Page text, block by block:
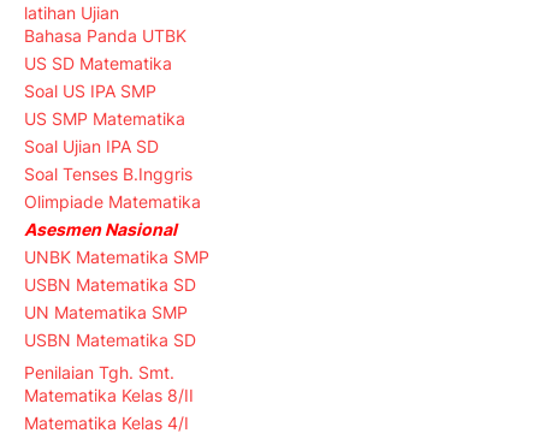
latihan Ujian
Bahasa Panda UTBK
US SD Matematika
Soal US IPA SMP
US SMP Matematika
Soal Ujian IPA SD
Soal Tenses B.Inggris
Olimpiade Matematika
Asesmen Nasional
UNBK Matematika SMP
USBN Matematika SD
UN Matematika SMP
USBN Matematika SD
Penilaian Tgh. Smt.
Matematika Kelas 8/II
Matematika Kelas 4/I